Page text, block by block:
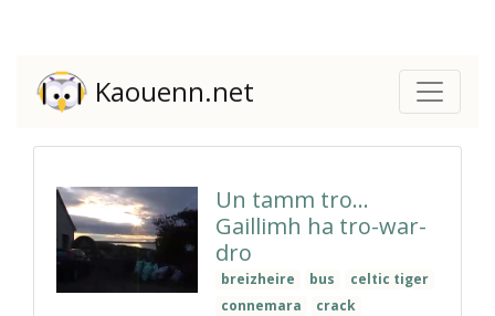
Kaouenn.net
Un tamm tro…
Gaillimh ha tro-war-
dro
breizheire bus
celtic tiger
connemara
crack